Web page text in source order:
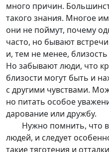
много причин.
такого знания. Многое
они не поймут, почему
часто, но бывают
и, тем не менее, близость
Но забывают люди, что
близости могут быть и
с другими чувствами.
но питать особое
дарование или дружбу.
Нужно помнить, что
людей, и следует
такие тяготения и